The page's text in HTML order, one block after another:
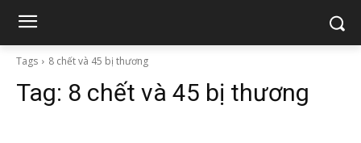
Tags 8 chết và 45 bị thương
Tag: 8 chết và 45 bị thương